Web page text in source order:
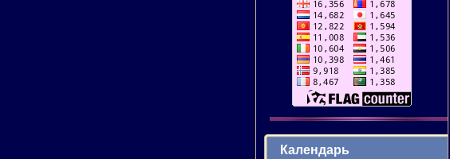
Календарь